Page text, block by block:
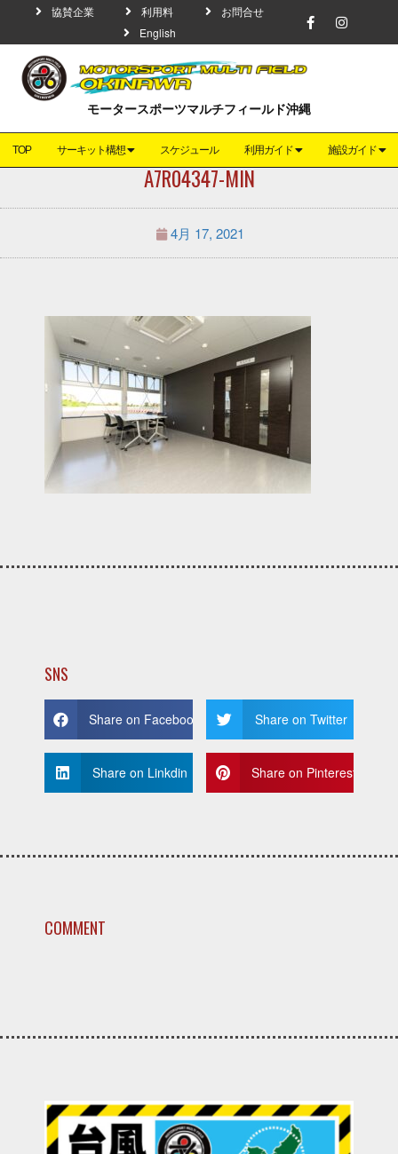
協賛企業 利用料
お問合せ
English
モータースポーツマルチフィールド沖縄
TOP サーキット構想 スケジュール 利用ガイド 施設ガイド
A7R04347-MIN
4月 17, 2021
SNS
Share on Facebook Share on Twitter
Share on Linkdin Share on Pinterest
COMMENT